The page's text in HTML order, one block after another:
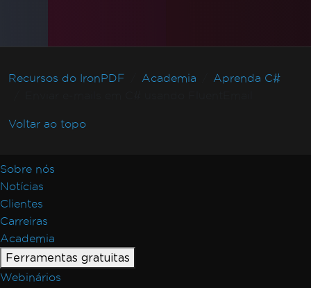
Recursos do IronPDF Academia
Aprenda C#
Voltar ao topo
Sobre nós
Notícias
Clientes
Carreiras
Academia
Ferramentas gratuitas
Webinários